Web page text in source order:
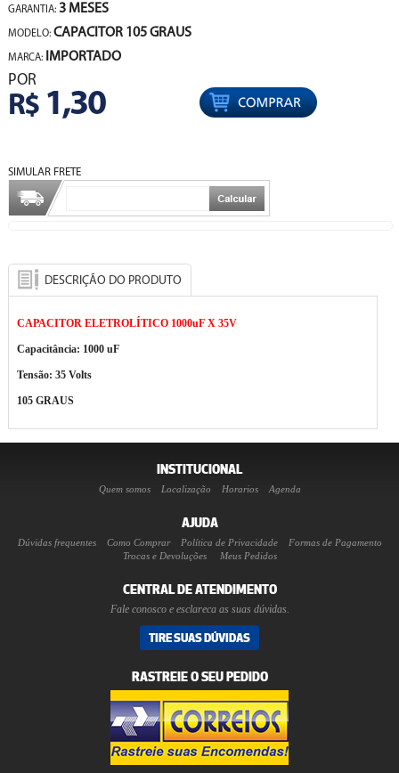
GARANTIA: 3 MESES
MODELO: CAPACITOR 105 GRAUS
MARCA: IMPORTADO
POR
R$1,30
SIMULAR FRETE
DESCRIÇÃO DO PRODUTO
CAPACITOR ELETROLÍTICO 1000uF X 35V
Capacitância: 1000 uF
Tensão: 35 Volts
105 GRAUS
INSTITUCIONAL
Quem somos Localização Horarios Agenda
AJUDA
Dúvidas frequentes Como Comprar Política de Privacidade
Formas de Pagamento
Trocas e Devoluções
Meus Pedidos
CENTRAL DE ATENDIMENTO
Fale conosco e esclareca as suas dúvidas.
TIRE SUAS DÚVIDAS
RASTREIE O SEU PEDIDO